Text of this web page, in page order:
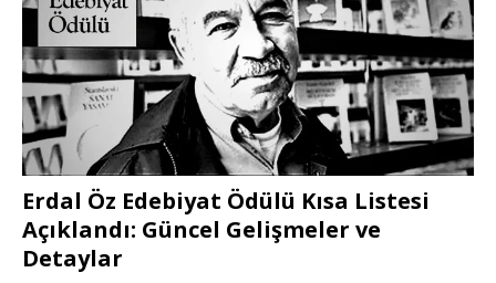
Erdal Öz Edebiyat Ödülü Kısa Listesi
Açıklandı: Güncel Gelişmeler ve
Detaylar